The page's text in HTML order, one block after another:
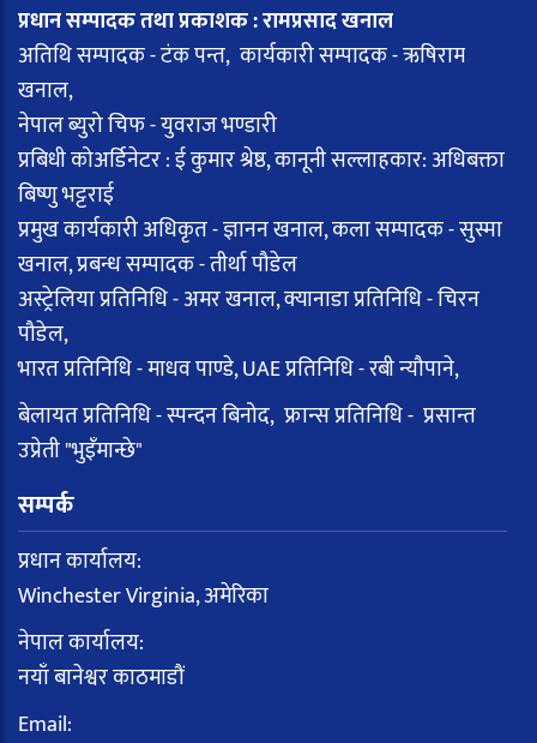
प्रधान सम्पादक तथा प्रकाशक : रामप्रसाद खनाल
अतिथि सम्पादक - टंक पन्त, कार्यकारी सम्पादक - ऋषिराम
खनाल,
नेपाल ब्युरो चिफ - युवराज भण्डारी
प्रबिधी कोअर्डिनेटर : ई कुमार श्रेष्ठ, कानूनी सल्लाहकार: अधिबक्ता
बिष्णु भट्टराई
प्रमुख कार्यकारी अधिकृत - ज्ञानन खनाल, कला सम्पादक - सुस्मा
खनाल, प्रबन्ध सम्पादक - तीर्था पौडेल
अस्ट्रेलिया प्रतिनिधि - अमर खनाल, क्यानाडा प्रतिनिधि - चिरन
पौडेल,
भारत प्रतिनिधि - माधव पाण्डे, UAE प्रतिनिधि - रबी न्यौपाने,
बेलायत प्रतिनिधि - स्पन्दन बिनोद, फ्रान्स प्रतिनिधि - प्रसान्त
उप्रेती "भुइँमान्छे"
सम्पर्क
प्रधान कार्यालय:
Winchester Virginia, अमेरिका
नेपाल कार्यालय:
नयाँ बानेश्वर काठमाडौं
Email: